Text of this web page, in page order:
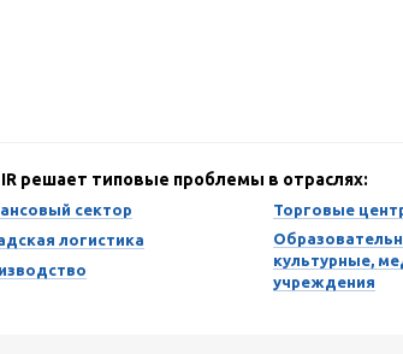
решает типовые проблемы в отраслях:
сектор
логистика
Торговые
культурные,
учреждения